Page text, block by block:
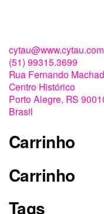
Carrinho
Carrinho
aldus huxley aplicativo cytau
marca criaçao logo